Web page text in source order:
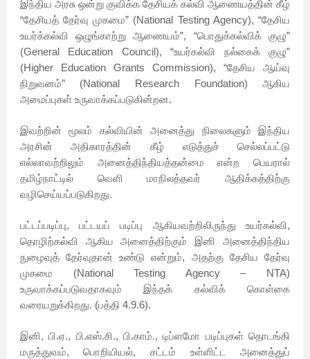
இந்திய அரசு ஒன்று குவிக்க தேசியக் கல்வி ஆணையத்தின் கீழ்
“தேசியத் தேர்வு முகமை” (National Testing Agency), “தேசிய
உயர்க்கல்வி ஒழுங்காற்று ஆணையம்”, “பொதுக்கல்விக் குழு”
(General Education Council), “உயர்கல்வி நல்கைக் குழு”
(Higher Education Grants Commission), “தேசிய ஆய்வு
நிறுவனம்” (National Research Foundation) ஆகிய
அமைப்புகள் உருவாக்கப்படுகின்றன.
இவற்றின் மூலம் கல்வியின் அனைத்து நிலைகளும் இந்திய
அரசின் அதிகாரத்தின் கீழ் எடுத்துச் செல்லப்பட்டு
எல்லாவற்றிலும் அனைத்திந்தியத்தன்மை என்ற பெயரால்
தமிழ்நாட்டில் வெளி மாநிலத்தவர் ஆதிக்கத்திற்கு
வழிசெய்யப்படுகிறது.
பட்டப்படிப்பு, பட்டயப் படிப்பு ஆகியவற்றிலிருந்து உயர்கல்வி,
தொழிற்கல்வி ஆகிய அனைத்திற்கும் இனி அனைத்திந்திய
நுழைவுத் தேர்வுதான் உண்டு என்றும், அதற்கு தேசிய தேர்வு
முகமை (National Testing Agency – NTA)
உருவாக்கப்படுவதாகவும் இந்தக் கல்விக் கொள்கை
வரையறுக்கிறது. (பத்தி 4.9.6).
இனி, பி.ஏ., பி.எஸ்.சி., பி.காம்., டிப்ளமோ படிப்புகள் தொடங்கி
மருத்துவம், பொறியியல், சட்டம் உள்ளிட்ட அனைத்துப்